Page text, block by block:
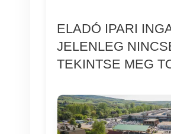
ELADÓ IPARI
JELENLEG
TEKINTSE MEG